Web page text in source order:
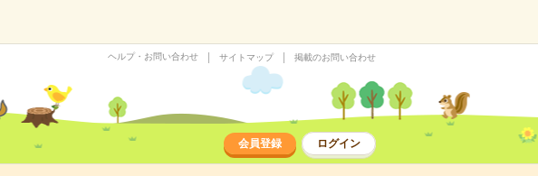
ヘルプ・お問い合わせ サイトマップ 掲載のお問い合わせ
会員登録 ログイン